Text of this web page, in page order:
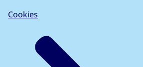
Cookies